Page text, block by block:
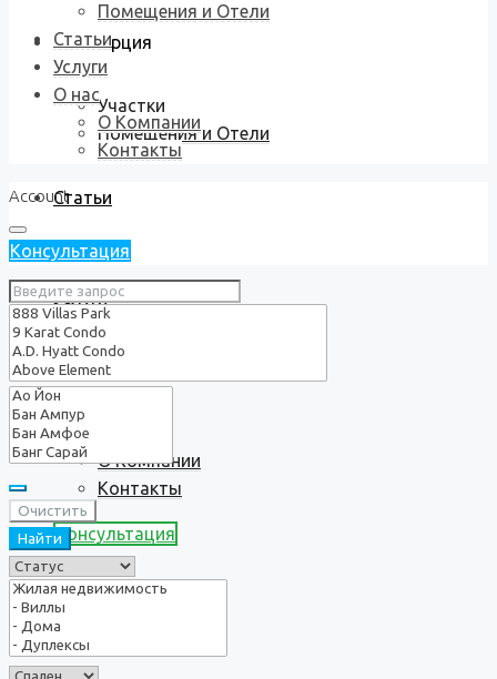
Коммерция
Участки
Помещения и Отели
Статьи
Услуги
О нас
О Компании
Контакты
Консультация
Помещения и Отели
Статьи
Услуги
О нас
О Компании
Контакты
Account
Консультация
Очистить
Найти